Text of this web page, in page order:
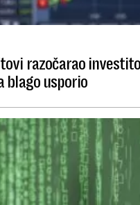
razočarao
blago usporio